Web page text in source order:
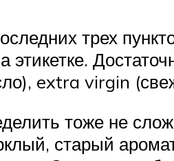
трех
этикетке.
extra virgin
тоже не
старый